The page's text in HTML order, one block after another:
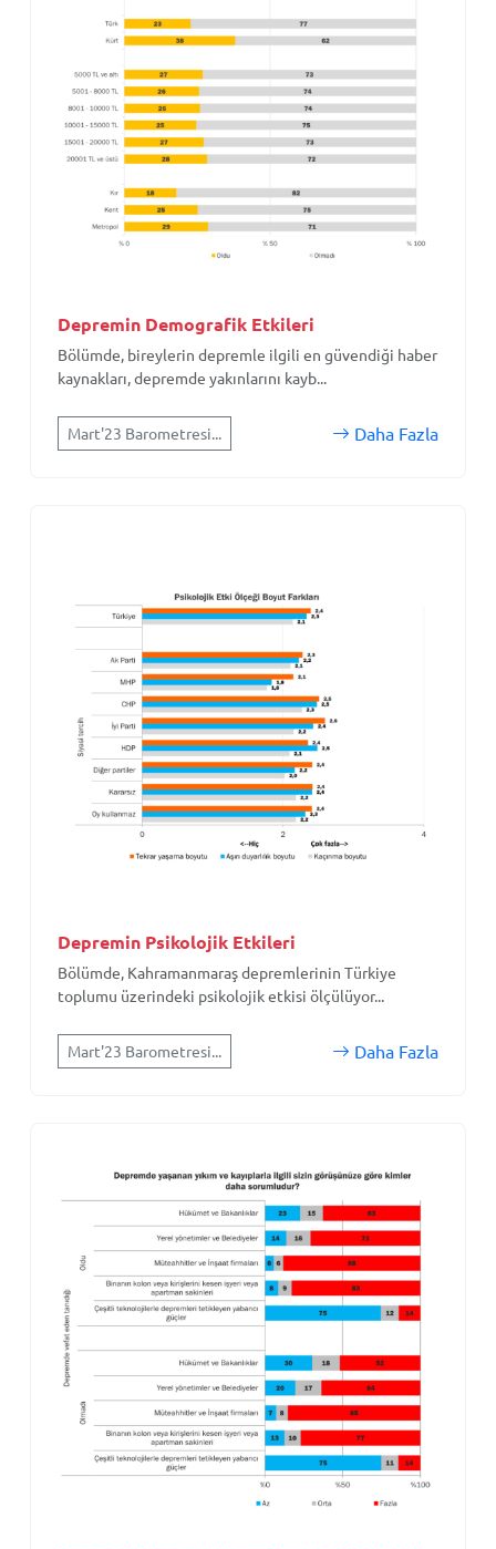
Depremin Demografik Etkileri
Bölümde, bireylerin depremle ilgili en güvendiği haber
kaynakları, depremde yakınlarını kayb...
Mart'23 Barometresi... Daha Fazla
Depremin Psikolojik Etkileri
Bölümde, Kahramanmaraş depremlerinin Türkiye
toplumu üzerindeki psikolojik etkisi ölçülüyor...
Mart'23 Barometresi... Daha Fazla